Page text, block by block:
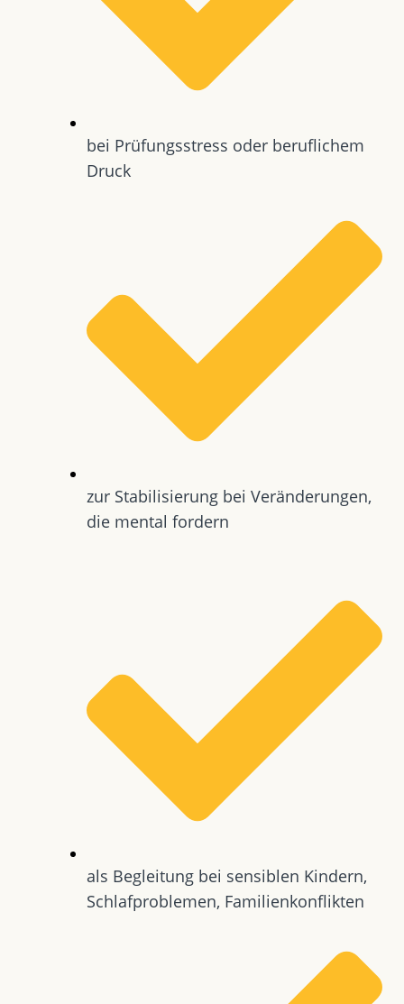
bei Prüfungsstress oder beruflichem
Druck
zur Stabilisierung bei Veränderungen,
die mental fordern
als Begleitung bei sensiblen Kindern,
Schlafproblemen, Familienkonflikten